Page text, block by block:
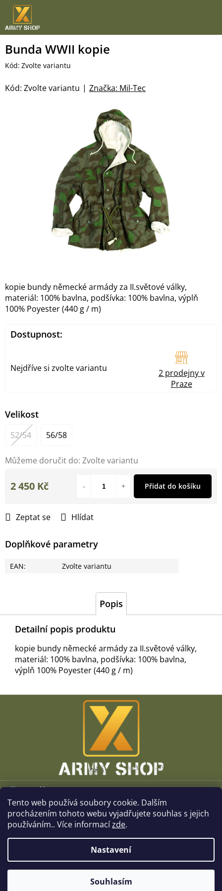
Tento web používá soubory cookie. Dalším
procházením tohoto webu vyjadřujete souhlas s jejich
používáním.. Více informacízde.
Nastavení
Souhlasím
Přejít
obsah
Bunda WWII kopie
Kód: Zvolte variantu
Značka: Mil-Tec
Kód: Zvolte variantu
Velikost
52/54 56/58
Můžeme doručit do: Zvolte variantu
kopie bundy německé armády za II.světové války,
materiál: 100% bavlna, podšívka: 100% bavlna, výplň
100% Poyester (440 g / m)
Zeptat se Hlídat
Doplňkové parametry
EAN: Zvolte variantu
2 450 Kč Přidat do košíku
Dostupnost:
Nejdříve si zvolte variantu
2 prodejny v
Praze
Popis
Detailní popis produktu
kopie bundy německé armády za II.světové války,
materiál: 100% bavlna, podšívka: 100% bavlna,
výplň 100% Poyester (440 g / m)
Z
Vše o nákupu
O společnosti
Kamenné prodejny
Kontakt
x-ArmyShop.cz. Všechna práva vyhrazena.